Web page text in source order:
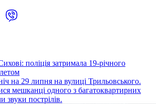
поліція затримала 19-річного
на 29 липня на вулиці Трильовського.
мешканці одного з багатоквартирних
звуки пострілів.